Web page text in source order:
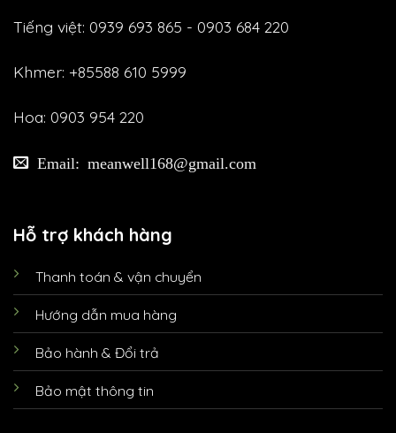
Tiếng việt: 0939 693 865 - 0903 684 220
Khmer: +85588 610 5999
Hoa: 0903 954 220
Email: meanwell168@gmail.com
Hỗ trợ khách hàng
Thanh toán & vận chuyển
Hướng dẫn mua hàng
Bảo hành & Đổi trả
Bảo mật thông tin